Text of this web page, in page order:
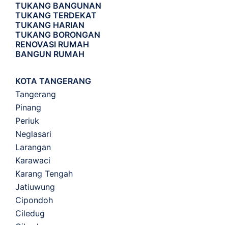
TUKANG BANGUNAN
TUKANG TERDEKAT
TUKANG HARIAN
TUKANG BORONGAN
RENOVASI RUMAH
BANGUN RUMAH
KOTA TANGERANG
Tangerang
Pinang
Periuk
Neglasari
Larangan
Karawaci
Karang Tengah
Jatiuwung
Cipondoh
Ciledug